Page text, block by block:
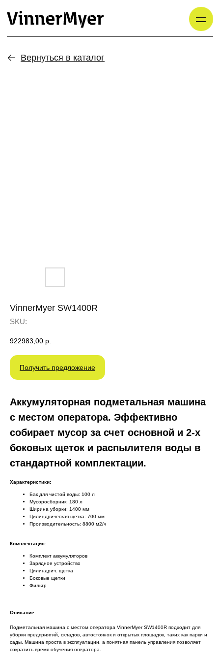
VinnerMyer SW1400R
SKU:
922983,00 р.
Получить предложение
Аккумуляторная подметальная машина
с местом оператора. Эффективно
собирает мусор за счет основной и 2-х
боковых щеток и распылителя воды в
стандартной комплектации.
Характеристики:
Бак для чистой воды: 100 л
Мусоросборник: 180 л
Ширина уборки: 1400 мм
Цилиндрическая щетка: 700 мм
Производительность: 8800 м2/ч
Комплектация:
Комплект аккумуляторов
Зарядное устройство
Цилиндрич. щетка
Боковые щетки
Фильтр
Описание
Подметальная машина с местом оператора VinnerMyer SW1400R подходит для
уборки предприятий, складов, автостоянок и открытых площадок, таких как парки и
сады. Машина проста в эксплуатации, а понятная панель управления позволяет
сократить время обучения оператора.